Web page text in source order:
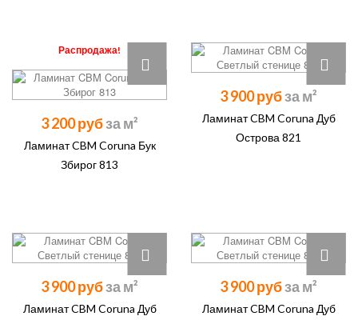
Распродажа!
3 200 руб
Ламинат CBM Coruna Бук
Збирог 813
3 900 руб
Ламинат CBM Coruna Дуб
Острова 821
3 900 руб
Ламинат CBM Coruna Дуб
3 900 руб
Ламинат CBM Coruna Дуб